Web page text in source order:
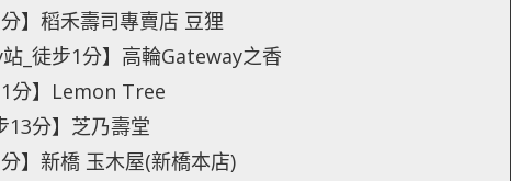
】稻禾壽司專賣店 豆狸
_徒步1分】高輪Gateway之香
分】Lemon Tree
13分】芝乃壽堂
】新橋 玉木屋(新橋本店)